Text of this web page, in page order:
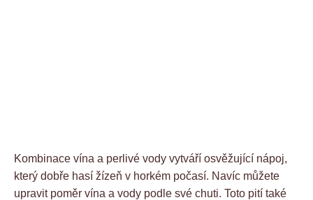
Kombinace vína a perlivé vody vytváří osvěžující nápoj,
který dobře hasí žízeň v horkém počasí. Navíc můžete
upravit poměr vína a vody podle své chuti. Toto pití také